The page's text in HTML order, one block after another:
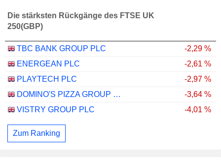
Die stärksten Rückgänge des FTSE UK
250(GBP)
TBC BANK GROUP PLC
-2,29 %
ENERGEAN PLC
-2,61 %
PLAYTECH PLC
-2,97 %
DOMINO'S PIZZA GROUP PLC
-3,64 %
VISTRY GROUP PLC
-4,01 %
Zum Ranking